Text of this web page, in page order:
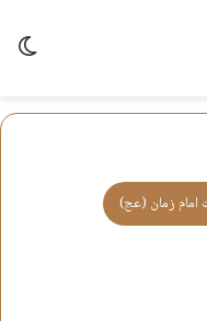
امام زمان (عج)